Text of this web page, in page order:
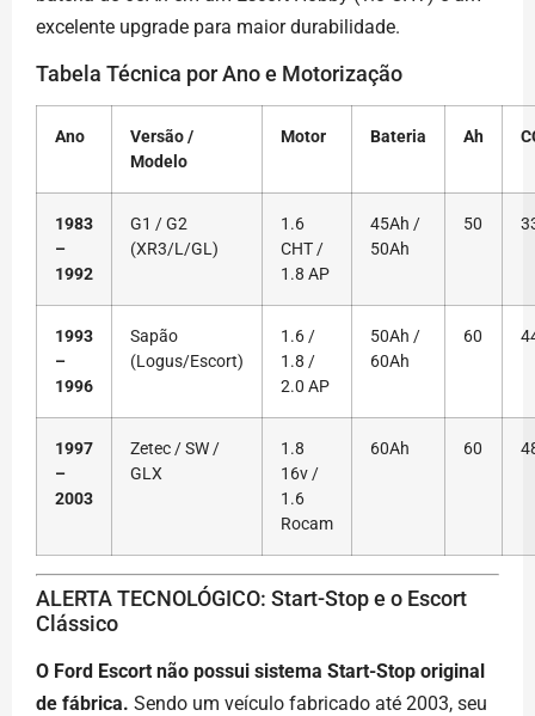
excelente upgrade para maior durabilidade.
Tabela Técnica por Ano e Motorização
Ano
Versão /
Modelo
Motor Bateria Ah
1983
–
1992
G1 / G2
(XR3/L/GL)
1.6
CHT /
1.8 AP
45Ah /
50Ah
50
1993
–
1996
Sapão
(Logus/Escort)
1.6 /
1.8 /
2.0 AP
50Ah /
60Ah
60
1997
–
2003
Zetec / SW /
GLX
1.8
16v /
1.6
Rocam
60Ah 60
ALERTA TECNOLÓGICO: Start-Stop e o Escort
Clássico
O Ford Escort não possui sistema Start-Stop original
de fábrica. Sendo um veículo fabricado até 2003, seu